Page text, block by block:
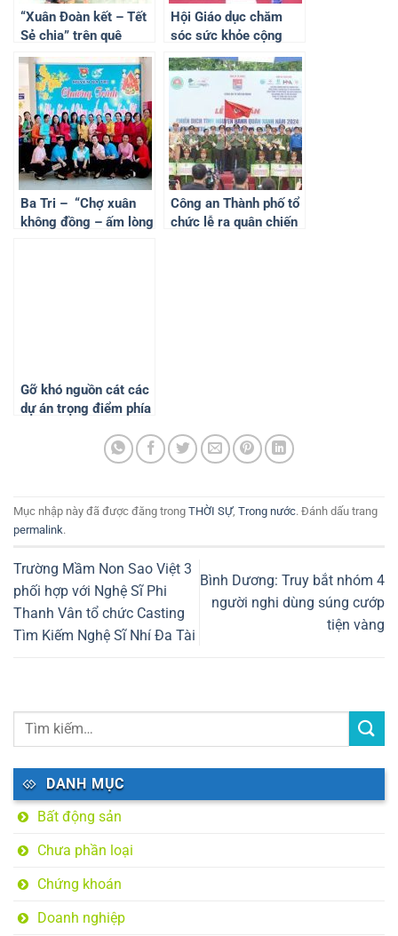
“Xuân Đoàn kết – Tết
Sẻ chia” trên quê
hương Đồng Khởi
Hội Giáo dục chăm
sóc sức khỏe cộng
đồng Việt Nam trao
100 suất quà Tết cho
hộ nghèo, hộ có hoàn
cảnh đặc biệt khó
khăn tại Phú Thọ
Ba Tri – “Chợ xuân
không đồng – ấm lòng
Công an Thành phố tổ
chức lễ ra quân chiến
Gỡ khó nguồn cát các
dự án trọng điểm phía
chứ không bàn để
Mục nhập này đã được đăng trong THỜI SỰ, Trong nước. Đánh dấu trang
permalink.
Trường Mầm Non Sao Việt 3
phối hợp với Nghệ Sĩ Phi
Thanh Vân tổ chức Casting
Tìm Kiếm Nghệ Sĩ Nhí Đa Tài
Bình Dương: Truy bắt nhóm 4
người nghi dùng súng cướp
tiện vàng
DANH MỤC
Bất động sản
Chưa phần loại
Chứng khoán
Doanh nghiệp